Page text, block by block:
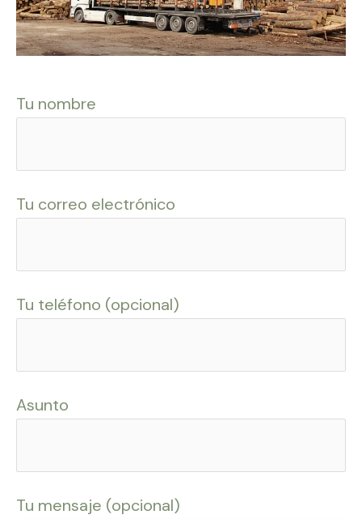
Tu nombre
Tu correo electrónico
Tu teléfono (opcional)
Asunto
Tu mensaje (opcional)